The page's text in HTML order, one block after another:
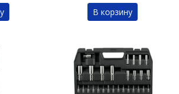
В корзину